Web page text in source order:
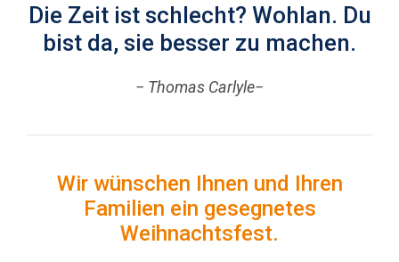
Die Zeit ist schlecht? Wohlan. Du
bist da, sie besser zu machen.
− Thomas Carlyle−
Wir wünschen Ihnen und Ihren
Familien ein gesegnetes
Weihnachtsfest.